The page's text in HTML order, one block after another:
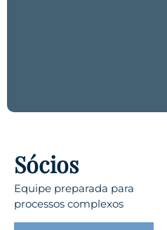
Sócios
Equipe preparada para
processos complexos